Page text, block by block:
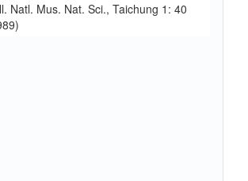
Natl. Mus. Nat. Sci., Taichung 1: 40